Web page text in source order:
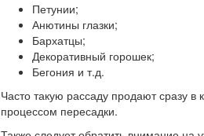
Петунии;
Анютины глазки;
Бархатцы;
Декоративный горошек;
Бегония и т.д.
Часто такую рассаду продают сразу
процессом пересадки.